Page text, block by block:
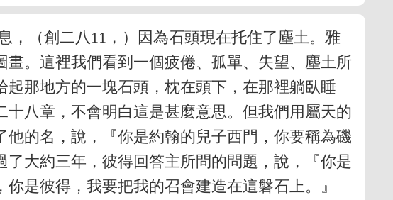
，（創二八11，）因為石頭現在托住了塵土。雅
。這裡我們看到一個疲倦、孤單、失望、塵土所
那地方的一塊石頭，枕在頭下，在那裡躺臥睡
八章，不會明白這是甚麼意思。但我們用屬天的
的名，說，『你是約翰的兒子西門，你要稱為磯
大約三年，彼得回答主所問的問題，說，『你是
是彼得，我要把我的召會建造在這磐石上。』